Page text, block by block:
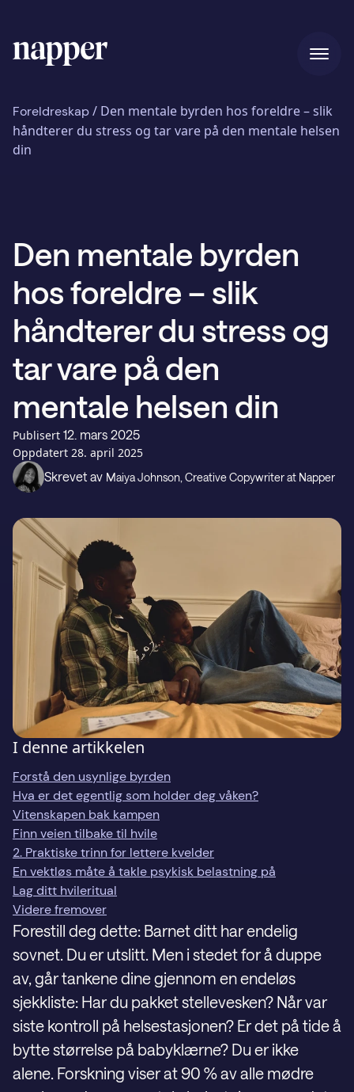
Hjem
Blogg
Gavekort
Kundestøtte
Foreldreskap/ Den mentale byrden hos foreldre – slik
håndterer du stress og tar vare på den mentale helsen
din
Den mentale byrden
hos foreldre – slik
håndterer du stress og
tar vare på den
mentale helsen din
Publisert 12. mars 2025
Oppdatert 28. april 2025
Skrevet av Maiya Johnson , Creative Copywriter at Napper
I denne artikkelen
Forstå den usynlige byrden
Hva er det egentlig som holder deg våken?
Vitenskapen bak kampen
Finn veien tilbake til hvile
2. Praktiske trinn for lettere kvelder
En vektløs måte å takle psykisk belastning på
Lag ditt hvileritual
Videre fremover
Forestill deg dette: Barnet ditt har endelig
sovnet. Du er utslitt. Men i stedet for å duppe
av, går tankene dine gjennom en endeløs
sjekkliste: Har du pakket stellevesken? Når var
siste kontroll på helsestasjonen? Er det på tide å
bytte størrelse på babyklærne? Du er ikke
alene. Forskning viser at 90 % av alle mødre